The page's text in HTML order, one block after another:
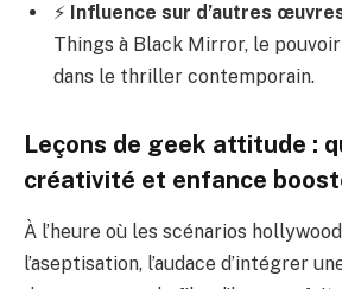
⚡ Influence sur d’autres
Things à Black Mirror, le
dans le thriller contemporain.
Leçons de geek attitude :
créativité et enfance
À l’heure où les scénarios
l’aseptisation, l’audace d’intégrer